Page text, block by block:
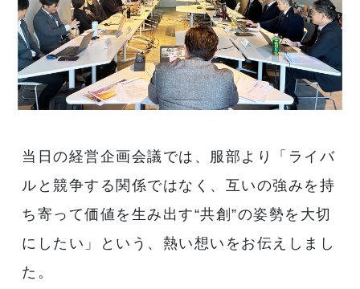
当日の経営企画会議では、服部より「ライバ
ルと競争する関係ではなく、互いの強みを持
ち寄って価値を生み出す“共創”の姿勢を大切
にしたい」という、熱い想いをお伝えしまし
た。